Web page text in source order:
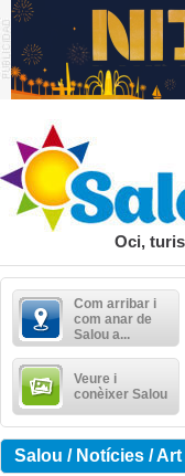
Oci,
Com arribar i
com anar de
Salou a...
Veure i
conèixer Salou
Salou / Notícies / Art